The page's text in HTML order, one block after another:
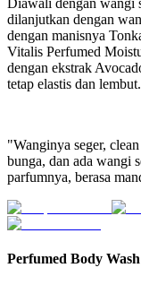
dilanjutkan dengan
dengan manisnya
Vitalis Perfumed
dengan ekstrak
tetap elastis dan lembut.
"Wanginya seger,
bunga, dan ada wangi
parfumnya, berasa
Perfumed Body Wash